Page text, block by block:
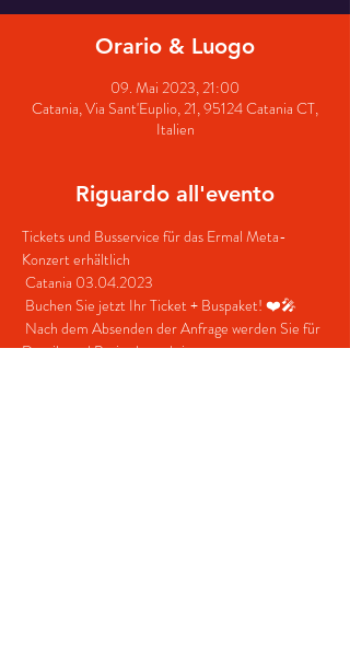
Orario & Luogo
09. Mai 2023, 21:00
Catania, Via Sant'Euplio, 21, 95124 Catania CT,
Italien
Riguardo all'evento
Tickets und Busservice für das Ermal Meta-
Konzert erhältlich
Catania 03.04.2023
Buchen Sie jetzt Ihr Ticket + Buspaket! ❤️🎤
Details und Preise kontaktiert.